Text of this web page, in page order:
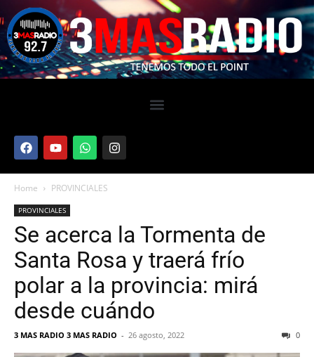
Home PROVINCIALES
PROVINCIALES
Se acerca la Tormenta de
Santa Rosa y traerá frío
polar a la provincia: mirá
desde cuándo
3 MAS RADIO 3 MAS RADIO - 26 agosto, 2022 0